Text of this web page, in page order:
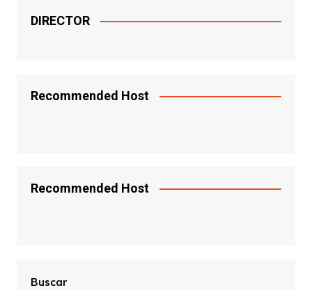
DIRECTOR
Recommended Host
Recommended Host
Buscar